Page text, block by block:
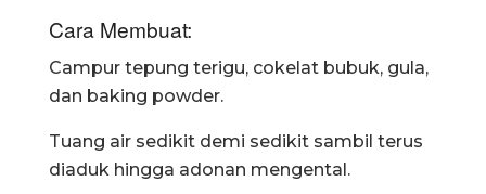
Cara Membuat:
Campur tepung terigu, cokelat bubuk, gula,
dan baking powder.
Tuang air sedikit demi sedikit sambil terus
diaduk hingga adonan mengental.